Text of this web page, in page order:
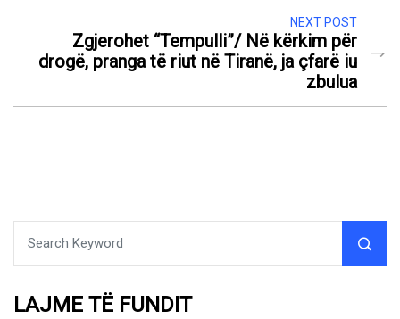
NEXT POST
Zgjerohet “Tempulli”/ Në kërkim për
drogë, pranga të riut në Tiranë, ja çfarë iu
zbulua
LAJME TË FUNDIT